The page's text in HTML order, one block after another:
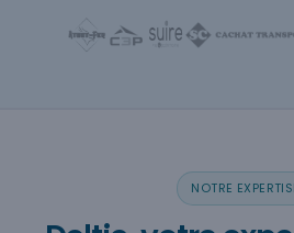
NOTRE